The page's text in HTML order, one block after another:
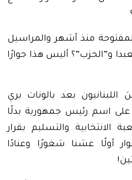
منذ أشهر والمراسيل
و”الحزب”؟ أليس هذا حوارًا
بعد بالونات بري
على اسم رئيس جمهورية بدلًا
الانتخابية والتسليم بقرار
أولًا عشنا شغورًا وعنادًا